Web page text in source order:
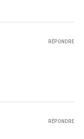
RÉPONDRE
RÉPONDRE